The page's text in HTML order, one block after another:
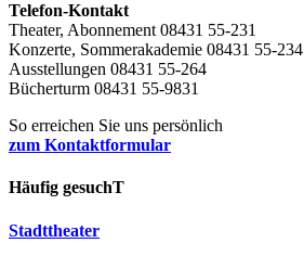
Telefon-Kontakt
Theater, Abonnement 08431 55-231
Konzerte, Sommerakademie 08431 55-234
Ausstellungen 08431 55-264
Bücherturm 08431 55-9831
So erreichen Sie uns persönlich
zum Kontaktformular
Häufig gesuchT
Stadttheater